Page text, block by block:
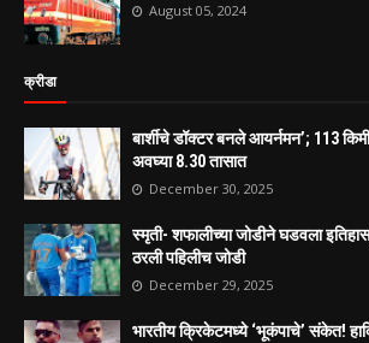
August 05, 2024
क्रीडा
बार्शीचे डॉक्टर बनले आयर्नमन’; 113
अवघ्या 8.30 तासात
December 30, 2025
स्मृती- शफालीच्या जोडीने घडवला
ठरली पहिलीच जोडी
December 29, 2025
भारतीय क्रिकेटमध्ये ‘भूकंपाचे’ संकेत!